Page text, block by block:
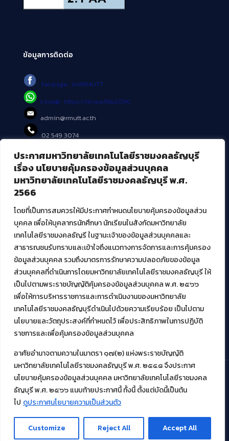
ประกาศมหาวิทยาลัยเทคโนโลยีราชมงคลธัญบุรี
เรื่อง นโยบายคุ้มครองข้อมูลส่วนบุคคล
มหาวิทยาลัยเทคโนโลยีราชมงคลธัญบุรี พ.ศ.
2566
โดยที่เป็นการสมควรให้มีประกาศกำหนดนโยบายคุ้มครองข้อมูลส่วน
บุคคล เพื่อให้บุคลากรนักศึกษา นักเรียนในสังกัดมหาวิทยาลัย
เทคโนโลยีราชมงคลธัญรี ในฐานะเจ้าของข้อมูลส่วนบุคคลและ
สาธารณชนรับทราบและเข้าใจถึงแนวทางการจัดการและการคุ้มครอง
ข้อมูลส่วนบุคคล รวมถึงมาตรการรักษาความปลอดภัยของข้อมูล
ส่วนบุคคลที่ดำเนินการโดยมหาวิทยาลัยเทคโนโลยีราชมงคลธัญบุรี ให้
เป็นไปตามพระราชบัญญัติคุ้มครองข้อมูลส่วนบุคคล พ.ศ. ๒๕๖๖
เพื่อให้การบริหารราชการและการดำเนินงานของมหาวิทยาลัย
เทคโนโลยีราชมงคลธัญบุรีดำเนินไปด้วยความเรียบร้อย เป็นไปตาม
นโยบายและวัตถุประสงค์ที่กำหนดไว้ เพื่อประสิทธิภาพในการปฏิบัติ
ราชการและเพื่อคุ้มครองข้อมูลส่วนบุคคล
อาศัยอำนาจตามความในมาตรา ๑๗(๒) แห่งพระราชบัญญัติ
มหาวิทยาลัยเทคโนโลยีราชมงคลธัญบุรี พ.ศ. ๒๕๔๘ จึงประกาศ
นโยบายคุ้มครองข้อมูลส่วนบุคคล มหาวิทยาลัยเทคโนโลยีราชมงคล
ธัญบุรี พ.ศ. ๒๕๖๖ แนบท้ายประกาศนี้ ทั้งนี้ ตั้งแต่บัดนี้เป็นต้น
ไป ดูประกาศนโยบายความเป็นส่วนตัว
Customize Reject All Accept All
ข้อมูลการติดต่อ
Fanpage : AritRMUTT
Line@ : https://lin.ee/tXe209C
admin@rmutt.ac.th
02 549 3074
บริการอื่นๆ ของ สวส.
ศูนย์สื่อดิจิทัล
ศูนย์นวัตกรรมและความรู้
สมัยใหม่ (MoSeC)
งานบริการวิชาการให้กับหน่วยงานภายนอก
โครงการส่งเสริมและพัฒนาผู้ประกอบการ SME โดย. มทร.ธัญบุรี
กิจกรรมการเชื่อมโยงเครือข่ายผู้ให้บริการเครื่องจักรกลทางการ
เกษตร ภายใต้โครงการส่งเสริมการรแปรรูปสินค้าเกษตรระดับชุมชน
กรมส่งเสริมอุตสาหกรรม
โครงการยกระดับเศรษฐกิจและสังคมรายตำบลแบบบูรณาการ (1
ตำบล 1 มหาวิทยาลัย)
© 2021 สำนักวิทยบริการและเทคโนโลยีสารสนเทศ มหาวิทยาลัย
เทคโนโลยีราชมงคลธัญบุรี